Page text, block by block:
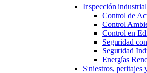
Inspección industrial
Control de
Control
Control en
Seguridad
Seguridad
Energías
Siniestros, peritajes